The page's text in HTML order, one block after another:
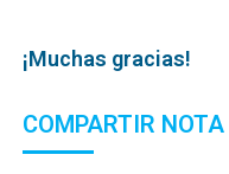
¡Muchas gracias!
COMPARTIR NOTA